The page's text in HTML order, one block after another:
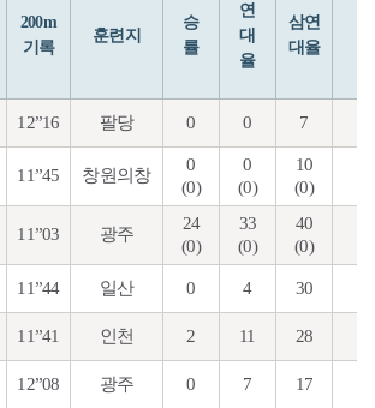
200m
기록
훈련지
승
률
연
대
율
삼연
대율
12”16 팔당 0 0 7
11”45 창원의창
0
(0)
0
(0)
10
(0)
11”03 광주
24
(0)
33
(0)
40
(0)
11”44 일산 0 4 30
11”41 인천 2 11 28
12”08 광주 0 7 17